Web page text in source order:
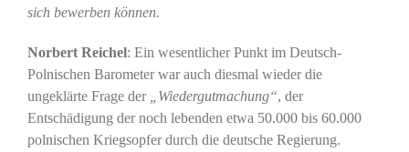
sich bewerben können.
Norbert Reichel: Ein wesentlicher Punkt im Deutsch-
Polnischen Barometer war auch diesmal wieder die
ungeklärte Frage der „Wiedergutmachung“, der
Entschädigung der noch lebenden etwa 50.000 bis 60.000
polnischen Kriegsopfer durch die deutsche Regierung.